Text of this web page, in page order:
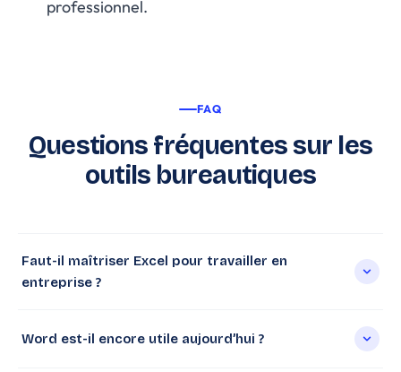
professionnel.
FAQ
Questions fréquentes sur les
outils bureautiques
Faut-il maîtriser Excel pour travailler en
entreprise ?
Word est-il encore utile aujourd’hui ?